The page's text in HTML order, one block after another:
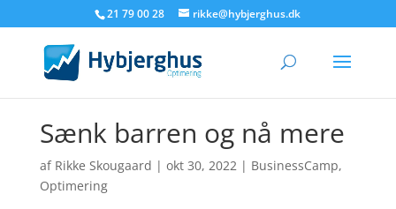
21 79 00 28 rikke@hybjerghus.dk
Sænk barren og nå mere
af Rikke Skougaard | okt 30, 2022| BusinessCamp,
Optimering